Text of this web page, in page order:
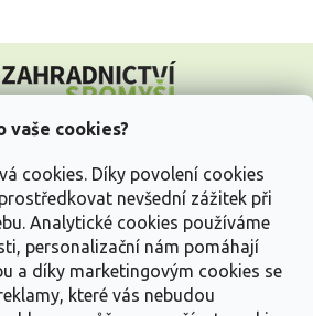
vaše cookies?
cookies. Díky povolení cookies
nevšední zážitek při
Analytické cookies používáme
personalizační nám pomáhají
a díky marketingovým cookies se
které vás nebudou